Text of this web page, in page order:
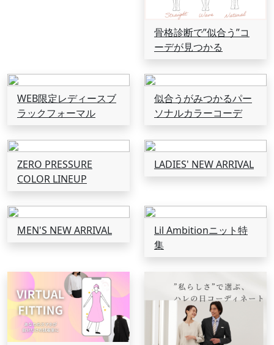
骨格診断で”似合う”コ
ーデが見つかる
WEB限定レディースブ
ラックフォーマル
似合うがみつかるパー
ソナルカラーコーデ
ZERO PRESSURE
COLOR LINEUP
LADIES' NEW ARRIVAL
MEN'S NEW ARRIVAL
Lil Ambitionニット特
集